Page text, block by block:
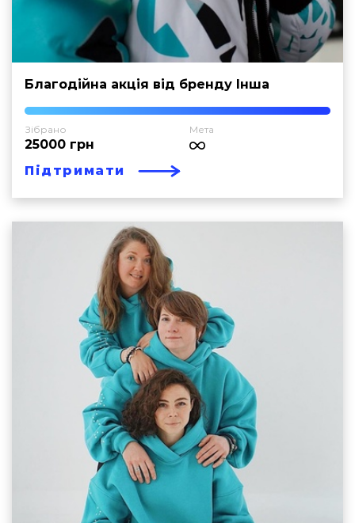
Благодійна акція від бренду Інша
Зібрано
25000 грн
Мета
Підтримати